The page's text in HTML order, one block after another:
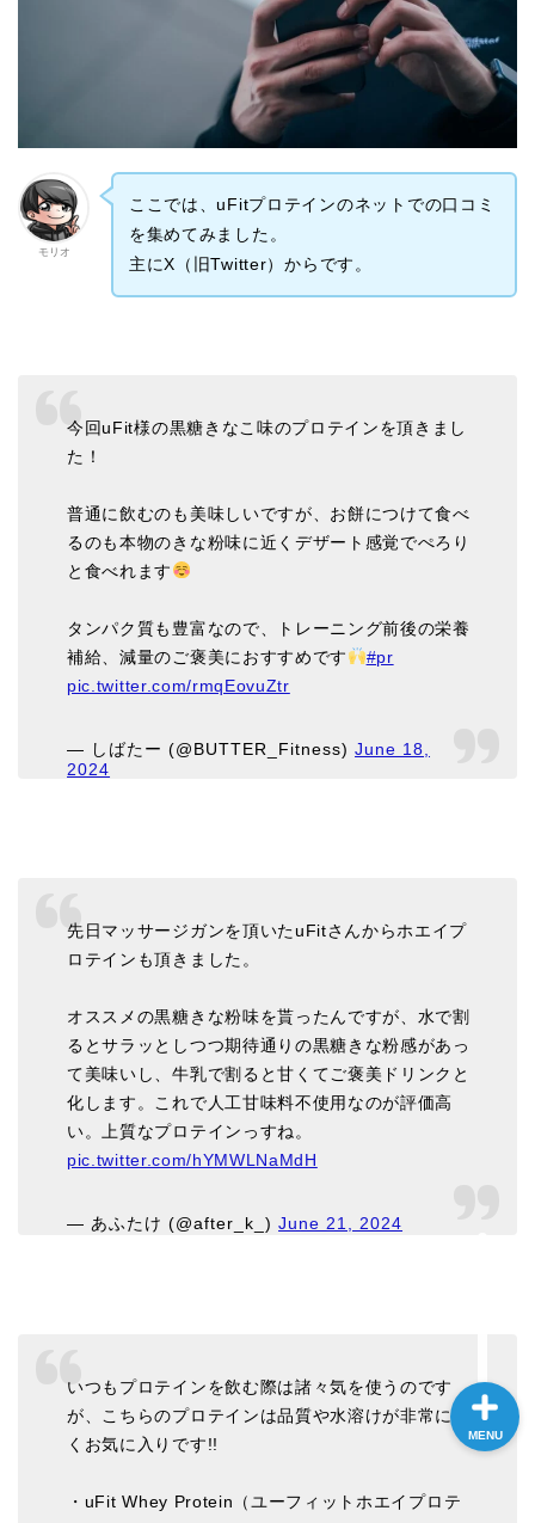
モリオ
ここでは、uFitプロテインのネットでの口コミ
を集めてみました。
主にX（旧Twitter）からです。
今回uFit様の黒糖きなこ味のプロテインを頂きまし
た！
普通に飲むのも美味しいですが、お餅につけて食べ
るのも本物のきな粉味に近くデザート感覚でぺろり
と食べれます
タンパク質も豊富なので、トレーニング前後の栄養
補給、減量のご褒美におすすめです
#pr
pic.twitter.com/rmqEovuZtr
— しばたー (@BUTTER_Fitness)June 18,
2024
先日マッサージガンを頂いたuFitさんからホエイプ
ロテインも頂きました。
オススメの黒糖きな粉味を貰ったんですが、水で割
るとサラッとしつつ期待通りの黒糖きな粉感があっ
て美味いし、牛乳で割ると甘くてご褒美ドリンクと
化します。これで人工甘味料不使用なのが評価高
い。上質なプロテインっすね。
pic.twitter.com/hYMWLNaMdH
— あふたけ (@after_k_)June 21, 2024
いつもプロテインを飲む際は諸々気を使うのです
が、こちらのプロテインは品質や水溶けが非常によ
くお気に入りです!!
・uFit Whey Protein（ユーフィットホエイプロテ
MENU
ホーム